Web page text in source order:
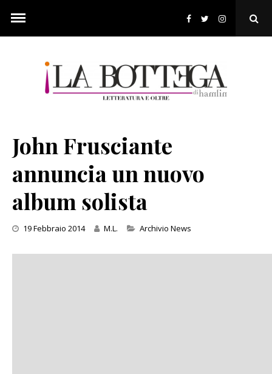
content
John Frusciante
annuncia un nuovo
album solista
19 Febbraio 2014 M.L. Categories
Archivio News